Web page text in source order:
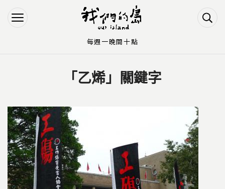
Jump to Navigation
Jump to Main content
「乙烯」關鍵字
每週一晚間十點